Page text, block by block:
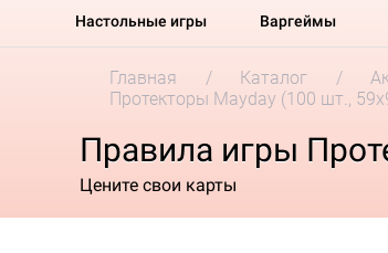
Настольные игры Варгеймы
Главная Каталог
Протекторы Mayday (100 шт.,
Правила игры
Цените свои карты